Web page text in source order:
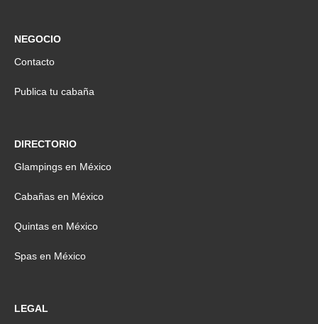
NEGOCIO
Contacto
Publica tu cabaña
DIRECTORIO
Glampings en México
Cabañas en México
Quintas en México
Spas en México
LEGAL